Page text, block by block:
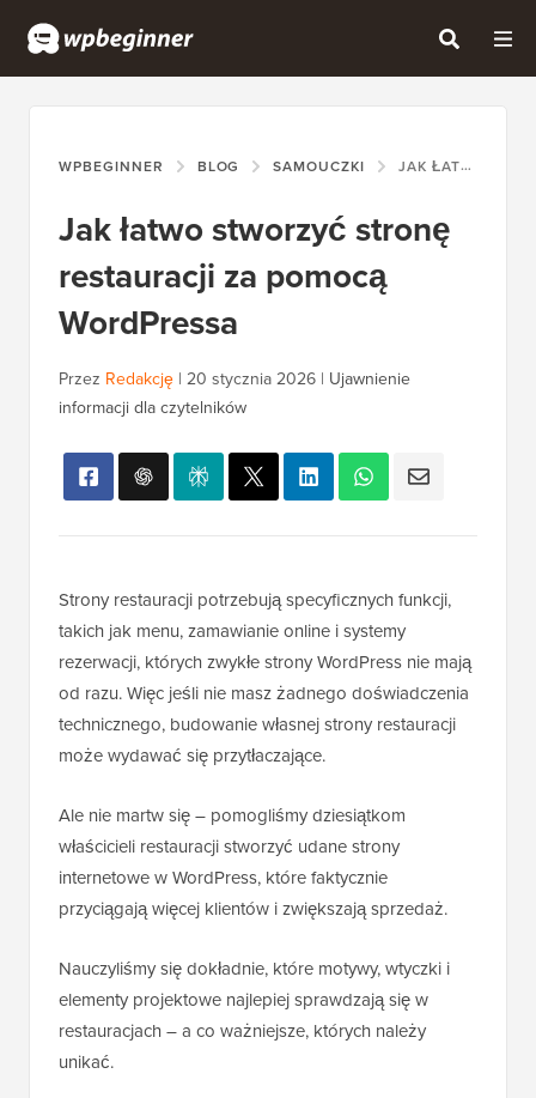
WPBEGINNER BLOG SAMOUCZKI JAK ŁATWO STWORZYĆ STRONĘ RESTAURACJI ZA POMOCĄ WORDPRESSA
Jak łatwo stworzyć stronę
restauracji za pomocą
WordPressa
Przez Redakcję | 20 stycznia 2026 | Ujawnienie
informacji dla czytelników
Strony restauracji potrzebują specyficznych funkcji,
takich jak menu, zamawianie online i systemy
rezerwacji, których zwykłe strony WordPress nie mają
od razu. Więc jeśli nie masz żadnego doświadczenia
technicznego, budowanie własnej strony restauracji
może wydawać się przytłaczające.
Ale nie martw się – pomogliśmy dziesiątkom
właścicieli restauracji stworzyć udane strony
internetowe w WordPress, które faktycznie
przyciągają więcej klientów i zwiększają sprzedaż.
Nauczyliśmy się dokładnie, które motywy, wtyczki i
elementy projektowe najlepiej sprawdzają się w
restauracjach – a co ważniejsze, których należy
unikać.